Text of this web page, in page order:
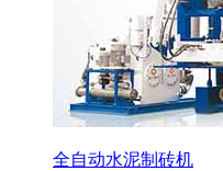
全自动水泥制砖机